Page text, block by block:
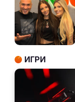
ИГРИ